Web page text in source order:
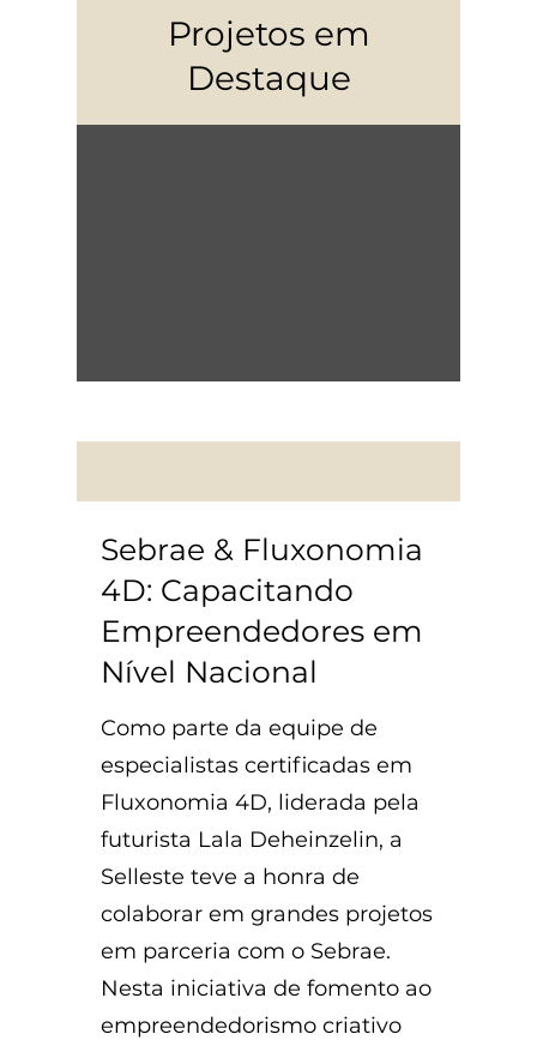
Projetos em
Destaque
Sebrae & Fluxonomia
4D: Capacitando
Empreendedores em
Nível Nacional
Como parte da equipe de
especialistas certificadas em
Fluxonomia 4D, liderada pela
futurista Lala Deheinzelin, a
Selleste teve a honra de
colaborar em grandes projetos
em parceria com o Sebrae.
Nesta iniciativa de fomento ao
empreendedorismo criativo